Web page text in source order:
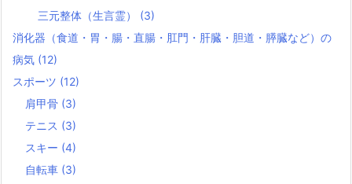
三元整体（生言霊） (3)
消化器（食道・胃・腸・直腸・肛門・肝臓・胆道・膵臓など）の
病気 (12)
スポーツ (12)
肩甲骨 (3)
テニス (3)
スキー (4)
自転車 (3)